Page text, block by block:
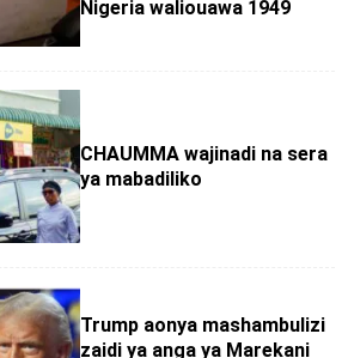
Nigeria waliouawa 1949
CHAUMMA wajinadi na sera
ya mabadiliko
Trump aonya mashambulizi
zaidi ya anga ya Marekani